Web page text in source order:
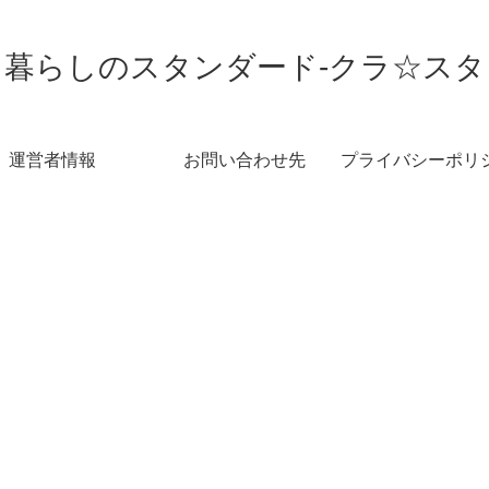
暮らしのスタンダード-クラ☆スタ
運営者情報 お問い合わせ先